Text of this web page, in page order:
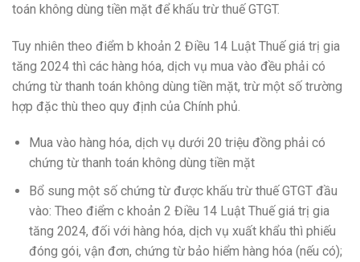
toán không dùng tiền mặt để khấu trừ thuế GTGT.
Tuy nhiên theo điểm b khoản 2 Điều 14 Luật Thuế giá trị gia
tăng 2024 thì các hàng hóa, dịch vụ mua vào đều phải có
chứng từ thanh toán không dùng tiền mặt, trừ một số trường
hợp đặc thù theo quy định của Chính phủ.
Mua vào hàng hóa, dịch vụ dưới 20 triệu đồng phải có
chứng từ thanh toán không dùng tiền mặt
Bổ sung một số chứng từ được khấu trừ thuế GTGT đầu
vào: Theo điểm c khoản 2 Điều 14 Luật Thuế giá trị gia
tăng 2024, đối với hàng hóa, dịch vụ xuất khẩu thì phiếu
đóng gói, vận đơn, chứng từ bảo hiểm hàng hóa (nếu có);